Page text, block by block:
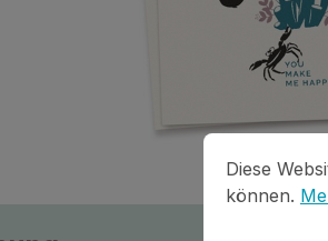
Cookie-
Diese
Diese
können.